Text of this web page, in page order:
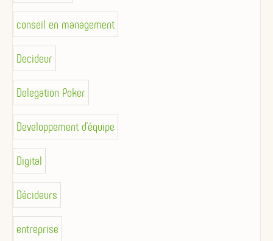
conseil en management
Decideur
Delegation Poker
Developpement d'équipe
Digital
Décideurs
entreprise